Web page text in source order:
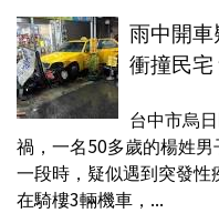
雨中開
衝撞民
台中市烏
禍，一名50多歲的楊姓
一段時，疑似遇到突發
在騎樓3輛機車，...